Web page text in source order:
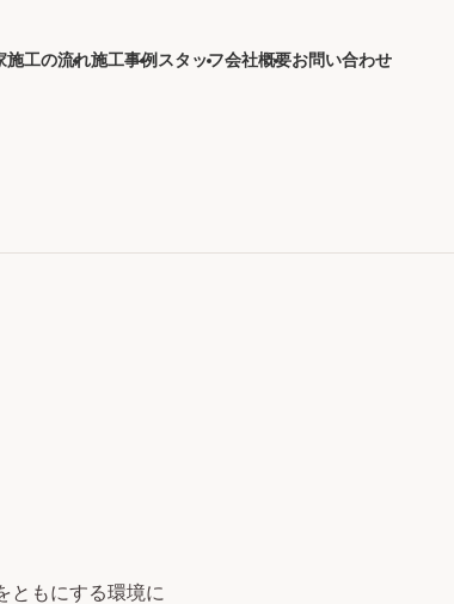
施工の流れ施工事例 スタッフ会社概要お問い合わせ
ともにする環境に